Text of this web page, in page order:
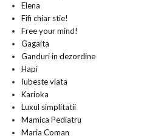
Elena
Fifi chiar stie!
Free your mind!
Gagaita
Ganduri in dezordine
Hapi
Iubeste viata
Karioka
Luxul simplitatii
Mamica Pediatru
Maria Coman